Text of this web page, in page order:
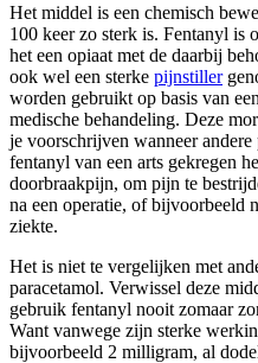
Het middel is een chemisch
100 keer zo sterk is. Fentanyl is
het een opiaat met de daarbij
ook wel een sterke pijnstiller
worden gebruikt op basis van
medische behandeling. Deze
je voorschrijven wanneer
fentanyl van een arts gekregen
doorbraakpijn, om pijn te
na een operatie, of bijvoorbeeld
ziekte.
Het is niet te vergelijken met
paracetamol. Verwissel deze
gebruik fentanyl nooit zomaar
Want vanwege zijn sterke
bijvoorbeeld 2 milligram, al